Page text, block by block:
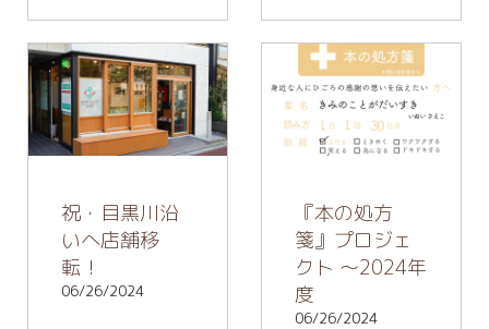
祝・目黒川沿
いへ店舗移
転！
06/26/2024
『本の処方
箋』プロジェ
クト 〜2024年
度
06/26/2024